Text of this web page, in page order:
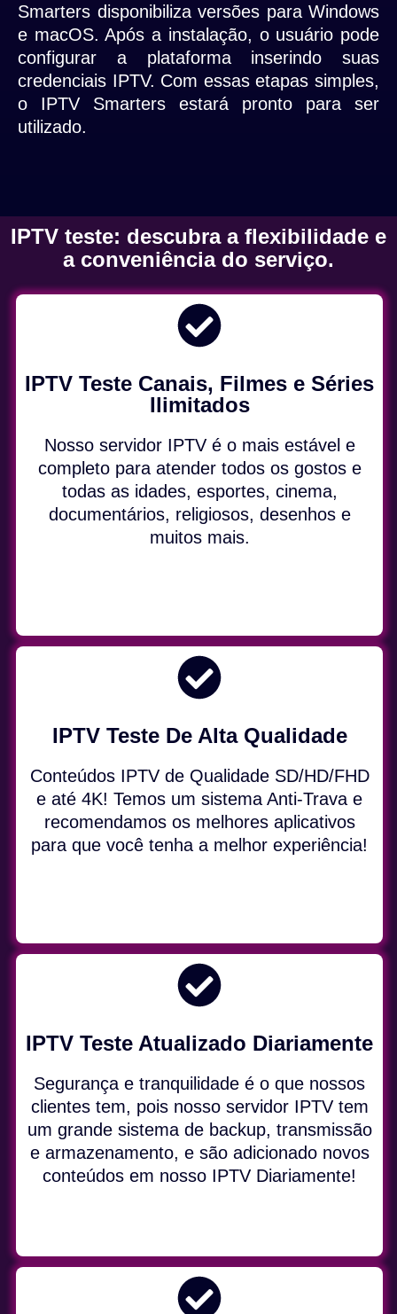
Smarters disponibiliza versões para Windows
e macOS. Após a instalação, o usuário pode
configurar a plataforma inserindo suas
credenciais IPTV. Com essas etapas simples,
o IPTV Smarters estará pronto para ser
utilizado.
IPTV teste: descubra a flexibilidade e
a conveniência do serviço.
IPTV Teste Canais, Filmes e Séries
Ilimitados
Nosso servidor IPTV é o mais estável e
completo para atender todos os gostos e
todas as idades, esportes, cinema,
documentários, religiosos, desenhos e
muitos mais.
IPTV Teste De Alta Qualidade
Conteúdos IPTV de Qualidade SD/HD/FHD
e até 4K! Temos um sistema Anti-Trava e
recomendamos os melhores aplicativos
para que você tenha a melhor experiência!
IPTV Teste Atualizado Diariamente
Segurança e tranquilidade é o que nossos
clientes tem, pois nosso servidor IPTV tem
um grande sistema de backup, transmissão
e armazenamento, e são adicionado novos
conteúdos em nosso IPTV Diariamente!